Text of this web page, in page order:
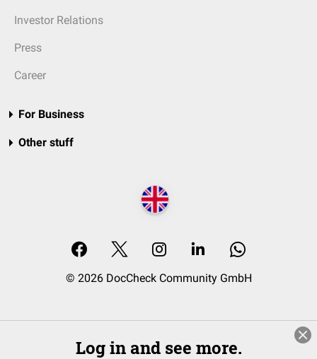
Investor Relations
Press
Career
For Business
Other stuff
© 2026 DocCheck Community GmbH
Log in and see more.